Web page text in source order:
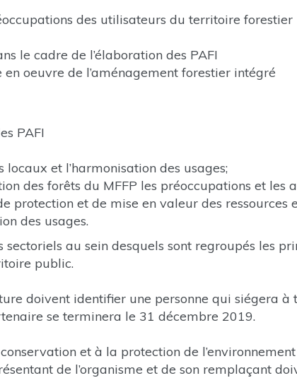
des utilisateurs du territoire forestier
le cadre de l’élaboration des PAFI
oeuvre de l’aménagement forestier intégré
PAFI
et l’harmonisation des usages;
des forêts du MFFP les préoccupations et les
protection et de mise en valeur des ressources
des usages.
sectoriels au sein desquels sont regroupés les
public.
doivent identifier une personne qui siégera à
se terminera le 31 décembre 2019.
et à la protection de
de l’organisme et de son remplaçant